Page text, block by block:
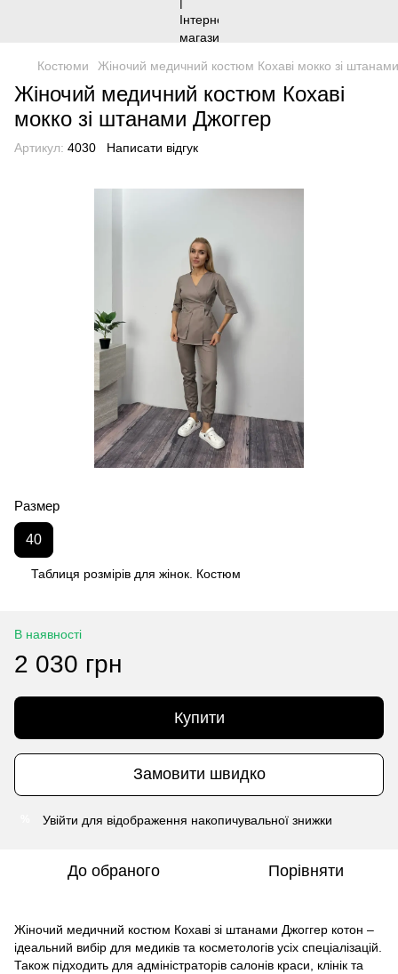
Костюми Жіночий медичний костюм Кохаві мокко зі
Жіночий медичний костюм Кохаві
мокко зі штанами Джоггер
Артикул: 4030 Написати відгук
Размер
40
Таблиця розмірів для жінок. Костюм
В наявності
2 030 грн
Купити
Замовити швидко
Увійти для відображення накопичувальної знижки
До обраного Порівняти
Жіночий медичний костюм Кохаві зі штанами Джоггер котон –
ідеальний вибір для медиків та косметологів усіх спеціалізацій.
Також підходить для адміністраторів салонів краси, клінік та